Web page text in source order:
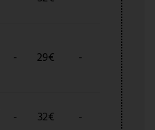
- 29€ -
- 32€ -